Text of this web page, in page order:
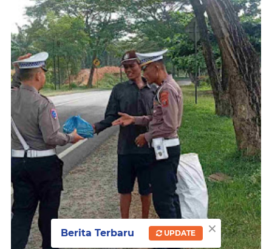
×
Berita Terbaru UPDATE